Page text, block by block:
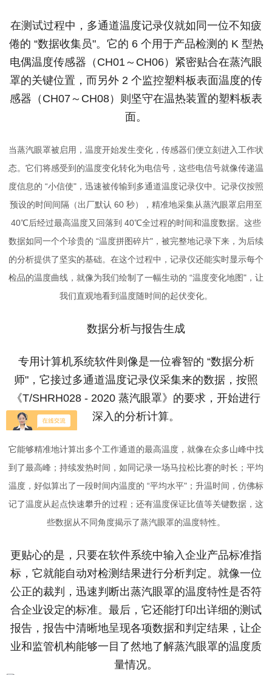
在测试过程中，多通道温度记录仪就如同一位不知疲
倦的 “数据收集员"。它的 6 个用于产品检测的 K 型热
电偶温度传感器（CH01～CH06）紧密贴合在蒸汽眼
罩的关键位置，而另外 2 个监控塑料板表面温度的传
感器（CH07～CH08）则坚守在温热装置的塑料板表
面。
当蒸汽眼罩被启用，温度开始发生变化，传感器们便立刻进入工作状
态。它们将感受到的温度变化转化为电信号，这些电信号就像传递温
度信息的 “小信使"，迅速被传输到多通道温度记录仪中。记录仪按照
预设的时间间隔（出厂默认 60 秒），精准地采集从蒸汽眼罩启用至
40℃后经过最高温度又回落到 40℃全过程的时间和温度数据。这些
数据如同一个个珍贵的 “温度拼图碎片"，被完整地记录下来，为后续
的分析提供了坚实的基础。在这个过程中，记录仪还能实时显示每个
检品的温度曲线，就像为我们绘制了一幅生动的 “温度变化地图"，让
我们直观地看到温度随时间的起伏变化。
数据分析与报告生成
专用计算机系统软件则像是一位睿智的 “数据分析
师"，它接过多通道温度记录仪采集来的数据，按照
《T/SHRH028 - 2020 蒸汽眼罩》的要求，开始进行
深入的分析计算。
它能够精准地计算出多个工作通道的最高温度，就像在众多山峰中找
到了最高峰；持续发热时间，如同记录一场马拉松比赛的时长；平均
温度，好似算出了一段时间内温度的 “平均水平"；升温时间，仿佛标
记了温度从起点快速攀升的过程；还有温度保证比值等关键数据，这
些数据从不同角度揭示了蒸汽眼罩的温度特性。
更贴心的是，只要在软件系统中输入企业产品标准指
标，它就能自动对检测结果进行分析判定。就像一位
公正的裁判，迅速判断出蒸汽眼罩的温度特性是否符
合企业设定的标准。最后，它还能打印出详细的测试
报告，报告中清晰地呈现各项数据和判定结果，让企
业和监管机构能够一目了然地了解蒸汽眼罩的温度质
量情况。